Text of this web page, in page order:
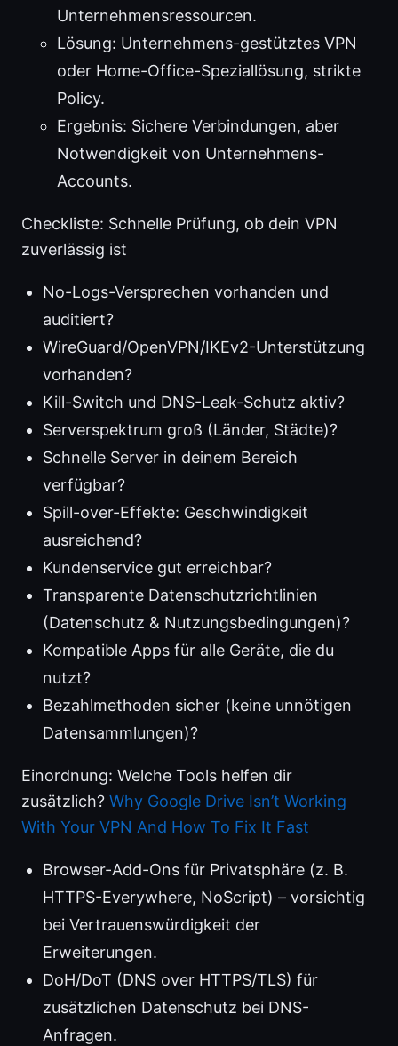
Unternehmensressourcen.
Lösung: Unternehmens-gestütztes VPN
oder Home-Office-Speziallösung, strikte
Policy.
Ergebnis: Sichere Verbindungen, aber
Notwendigkeit von Unternehmens-
Accounts.
Checkliste: Schnelle Prüfung, ob dein VPN
zuverlässig ist
No-Logs-Versprechen vorhanden und
auditiert?
WireGuard/OpenVPN/IKEv2-Unterstützung
vorhanden?
Kill-Switch und DNS-Leak-Schutz aktiv?
Serverspektrum groß (Länder, Städte)?
Schnelle Server in deinem Bereich
verfügbar?
Spill-over-Effekte: Geschwindigkeit
ausreichend?
Kundenservice gut erreichbar?
Transparente Datenschutzrichtlinien
(Datenschutz & Nutzungsbedingungen)?
Kompatible Apps für alle Geräte, die du
nutzt?
Bezahlmethoden sicher (keine unnötigen
Datensammlungen)?
Einordnung: Welche Tools helfen dir
zusätzlich? Why Google Drive Isn’t Working
With Your VPN And How To Fix It Fast
Browser-Add-Ons für Privatsphäre (z. B.
HTTPS-Everywhere, NoScript) – vorsichtig
bei Vertrauenswürdigkeit der
Erweiterungen.
DoH/DoT (DNS over HTTPS/TLS) für
zusätzlichen Datenschutz bei DNS-
Anfragen.